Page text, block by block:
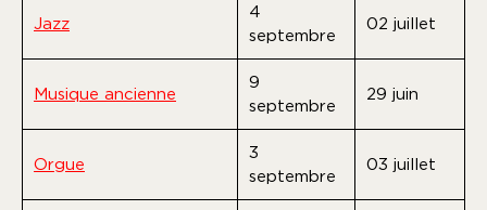
Jazz
4
septembre
02 juillet
Musique ancienne
9
septembre
29 juin
Orgue
3
septembre
03 juillet